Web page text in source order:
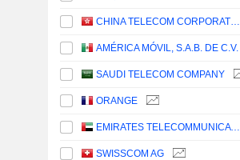
CHINA TELECOM CORPORATION LIMITED
AMÉRICA MÓVIL, S.A.B. DE C.V.
SAUDI TELECOM COMPANY
ORANGE
EMIRATES TELECOMMUNICATIONS GROUP COMPANY
SWISSCOM AG